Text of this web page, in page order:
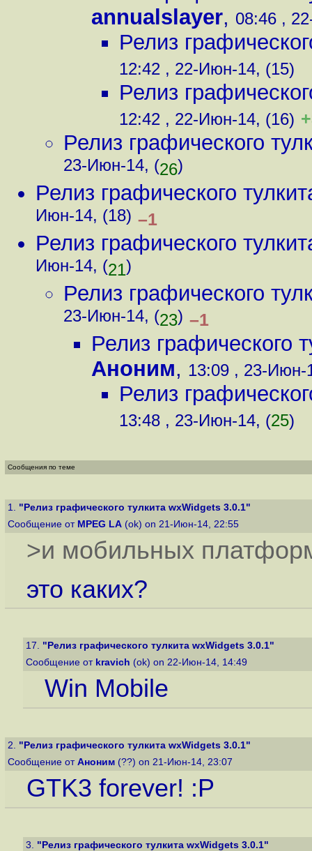
annualslayer, 08:46 ,
Релиз
12:42 , 22-Июн-14, (15)
Релиз
12:42 , 22-Июн-14, (16)
Релиз графического
23-Июн-14, (26)
Релиз графического
Июн-14, (18) –1
Релиз графического
Июн-14, (21)
Релиз графического
23-Июн-14, (23) –1
Релиз графического
Аноним, 13:09 , 23-Июн-
Релиз
13:48 , 23-Июн-14, (25)
Сообщения по теме
1. "Релиз графического тулкита wxWidgets 3.0.1"
Сообщение от MPEG LA (ok) on 21-Июн-14, 22:55
>и мобильных
это каких?
17. "Релиз графического тулкита wxWidgets 3.0.1"
Сообщение от kravich (ok) on 22-Июн-14, 14:49
Win Mobile
2. "Релиз графического тулкита wxWidgets 3.0.1"
Сообщение от Аноним (??) on 21-Июн-14, 23:07
GTK3 forever! :P
3. "Релиз графического тулкита wxWidgets 3.0.1"